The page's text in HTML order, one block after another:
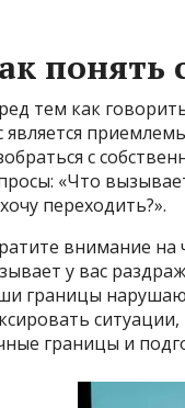
понять
тем как
является
с
«Что
переходить?».
внимание на
у вас
границы
границы и